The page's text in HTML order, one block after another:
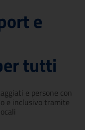
e
tutti
e persone con
e inclusivo tramite